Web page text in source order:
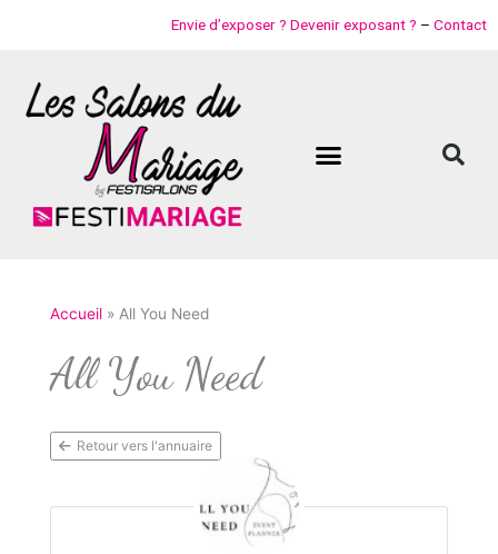
Envie d’exposer ? Devenir exposant ? – Contact
Accueil All You Need
All You Need
Retour vers l'annuaire